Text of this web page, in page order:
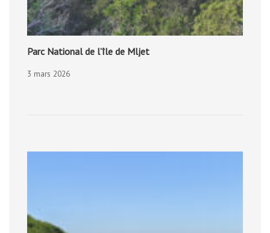
Parc National de l’île de Mljet
3 mars 2026